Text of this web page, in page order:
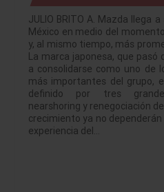
JULIO BRITO A. Mazda llega
México en medio del
y, al mismo tiempo, más
La marca japonesa, que
a consolidarse como uno de
más importantes del grupo,
definido por tres
nearshoring y renegociación
crecimiento ya no
experiencia del…